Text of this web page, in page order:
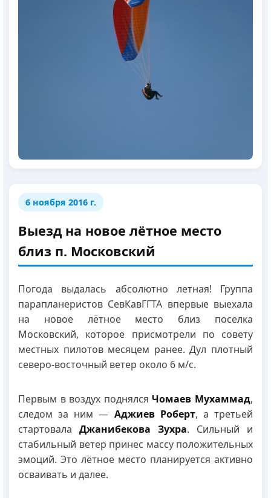
6 ноября 2016 г.
Выезд на новое лётное место
близ п. Московский
Погода выдалась абсолютно летная! Группа
парапланеристов СевКавГГТА впервые выехала
на новое лётное место близ поселка
Московский, которое присмотрели по совету
местных пилотов месяцем ранее. Дул плотный
северо-восточный ветер около 6 м/с.
Первым в воздух поднялсяЧомаев Мухаммад,
следом за ним — Аджиев Роберт, а третьей
стартовала Джанибекова Зухра. Сильный и
стабильный ветер принес массу положительных
эмоций. Это лётное место планируется активно
осваивать и далее.